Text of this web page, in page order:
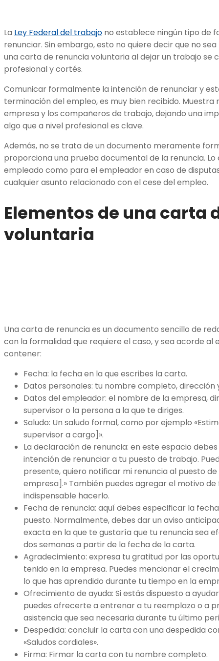
La Ley Federal del trabajo no establece ningún tipo de
renunciar. Sin embargo, esto no quiere decir que no
una carta de renuncia voluntaria al dejar un trabajo se
profesional y cortés.
Comunicar formalmente la intención de renunciar y
terminación del empleo, es muy bien recibido.
empresa y los compañeros de trabajo, dejando una
algo que a nivel profesional es clave.
Además, no se trata de un documento meramente
proporciona una prueba documental de la renuncia.
empleado como para el empleador en caso de
cualquier asunto relacionado con el cese del empleo.
Elementos de una carta
voluntaria
Una carta de renuncia es un documento sencillo de
con la formalidad que requiere el caso, y sea acorde
contener:
Fecha: la fecha en la que escribes la carta.
Datos personales: tu nombre completo,
Datos del empleador: el nombre de la empresa,
supervisor o la persona a la que te diriges.
Saludo: Un saludo formal, como por ejemplo
supervisor a cargo]».
La declaración de renuncia: en este espacio
intención de renunciar a tu puesto de trabajo.
presente, quiero notificar mi renuncia al puesto
empresa].» También puedes agregar el motivo
indispensable hacerlo.
Fecha de renuncia: aquí debes especificar la
puesto. Normalmente, debes dar un aviso
exacta en la que te gustaría que tu renuncia sea
dos semanas a partir de la fecha de la carta.
Agradecimiento: expresa tu gratitud por las
tenido en la empresa. Puedes mencionar el
lo que has aprendido durante tu tiempo en la
Ofrecimiento de ayuda: Si estás dispuesto a
puedes ofrecerte a entrenar a tu reemplazo o a
asistencia que sea necesaria durante tu último
Despedida: concluir la carta con una despedida
«Saludos cordiales».
Firma: Firmar la carta con tu nombre completo.